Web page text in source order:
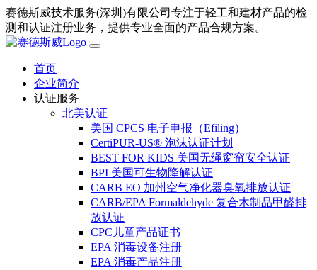
赛德斯威技术服务(深圳)有限公司专注于轻工和建材产品的检
测和认证注册业务，提供专业全面的产品合规方案。
首页
企业简介
认证服务
北美认证
美国 CPCS 电子申报（Efiling）
CertiPUR-US® 泡沫认证计划
BEST FOR KIDS 美国无绳窗帘安全认证
BPI 美国可生物降解认证
CARB EO 加州空气净化器臭氧排放认证
CARB/EPA Formaldehyde 复合木制品甲醛排
放认证
CPC儿童产品证书
EPA 消毒设备注册
EPA 消毒产品注册